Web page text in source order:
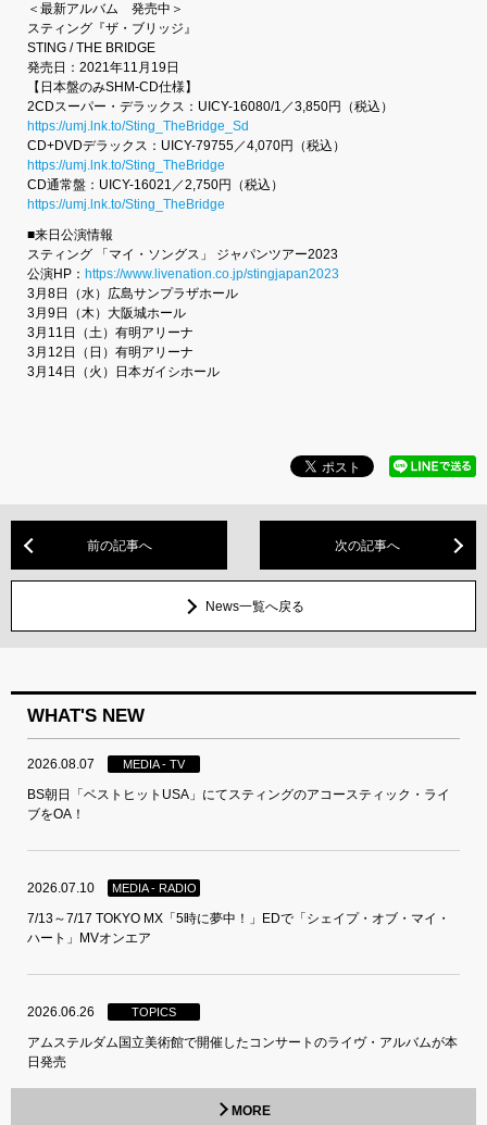
＜最新アルバム 発売中＞
スティング『ザ・ブリッジ』
STING / THE BRIDGE
発売日：2021年11月19日
【日本盤のみSHM-CD仕様】
2CDスーパー・デラックス：UICY-16080/1／3,850円（税込）
https://umj.lnk.to/Sting_TheBridge_Sd
CD+DVDデラックス：UICY-79755／4,070円（税込）
https://umj.lnk.to/Sting_TheBridge
CD通常盤：UICY-16021／2,750円（税込）
https://umj.lnk.to/Sting_TheBridge
■来日公演情報
スティング 「マイ・ソングス」 ジャパンツアー2023
公演HP： https://www.livenation.co.jp/stingjapan2023
3月8日（水）広島サンプラザホール
3月9日（木）大阪城ホール
3月11日（土）有明アリーナ
3月12日（日）有明アリーナ
3月14日（火）日本ガイシホール
前の記事へ 次の記事へ
News一覧へ戻る
WHAT'S NEW
2026.08.07 MEDIA - TV
BS朝日「ベストヒットUSA」にてスティングのアコースティック・ライ
ブをOA！
2026.07.10 MEDIA - RADIO
7/13～7/17 TOKYO MX「5時に夢中！」EDで「シェイプ・オブ・マイ・
ハート」MVオンエア
2026.06.26 TOPICS
アムステルダム国立美術館で開催したコンサートのライヴ・アルバムが本
日発売
MORE